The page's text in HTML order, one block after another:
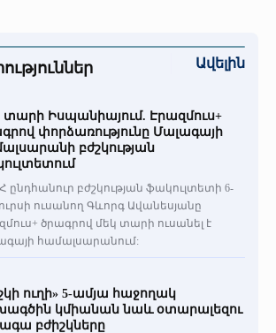
Ավելին
տարի Իսպանիայում. Էրազմուս+
փորձառությունը Մալագայի
բժշկության
ընդհանուր բժշկության ֆակուլտետի 6-
ուսանող Գևորգ Ավանեսյանը
ծրագրով մեկ տարի ուսանել է
համալսարանում:
ուղի» 5-ամյա հաջողակ
կմիանան նաև օտարալեզու
բժիշկները